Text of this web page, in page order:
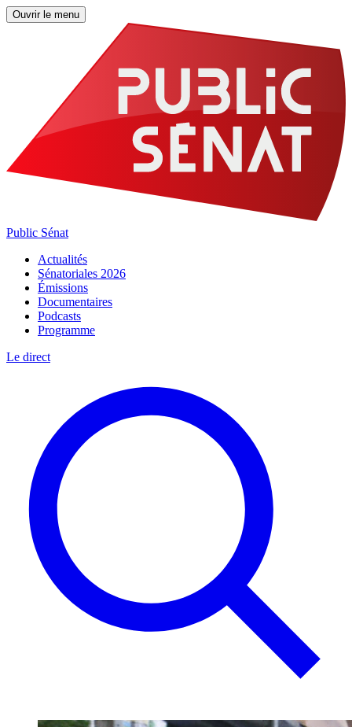
Ouvrir le menu
Public Sénat
Actualités
Sénatoriales 2026
Émissions
Documentaires
Podcasts
Programme
Le direct